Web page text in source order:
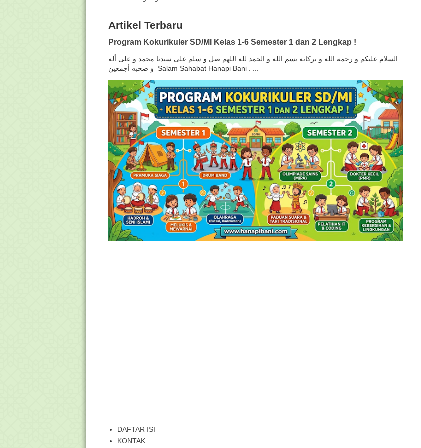
Artikel Terbaru
Program Kokurikuler SD/MI Kelas 1-6 Semester 1 dan 2 Lengkap !
السلام عليكم و رحمة الله و بركاته بسم الله و الحمد لله اللهم صل و سلم على سيدنا محمد و على أله
و صحبه أجمعين Salam Sahabat Hanapi Bani . ...
DAFTAR ISI
KONTAK